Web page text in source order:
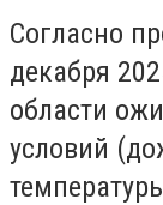
Согласно
декабря
области
условий